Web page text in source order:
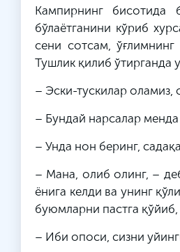
Кампирнинг бисотида
бўлаётганини кўриб
сени сотсам,
Тушлик қилиб ўтирганда
– Эски-тускилар оламиз,
– Бундай нарсалар менда
– Унда нон беринг,
– Мана, олиб олинг, –
ёнига келди ва унинг
буюмларни пастга
– Иби опоси, сизни